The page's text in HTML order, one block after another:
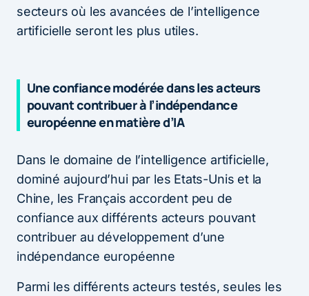
secteurs où les avancées de l’intelligence
artificielle seront les plus utiles.
Une confiance modérée dans les acteurs
pouvant contribuer à l’indépendance
européenne en matière d’IA
Dans le domaine de l’intelligence artificielle,
dominé aujourd’hui par les Etats-Unis et la
Chine, les Français accordent peu de
confiance aux différents acteurs pouvant
contribuer au développement d’une
indépendance européenne
Parmi les différents acteurs testés, seules les